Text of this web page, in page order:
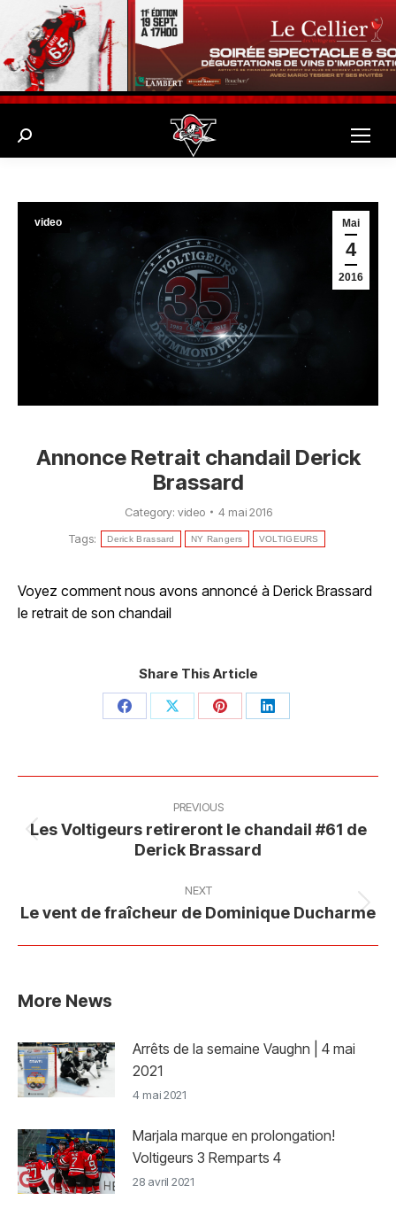
Search:
Mai
4
2016
video
Annonce Retrait chandail Derick
Brassard
Category: video
4 mai 2016
Tags:
Derick Brassard NY Rangers VOLTIGEURS
Voyez comment nous avons annoncé à Derick Brassard
le retrait de son chandail
Share This Article
Share Share Share Share
PREVIOUS
Previous
post:
Les Voltigeurs retireront le chandail #61 de
Derick Brassard
NEXT
Next
Le vent de fraîcheur de Dominique Ducharme
More News
Arrêts de la semaine Vaughn | 4 mai
2021
4 mai 2021
Marjala marque en prolongation!
Voltigeurs 3 Remparts 4
28 avril 2021